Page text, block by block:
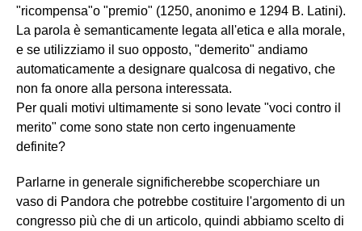
"ricompensa"o "premio" (1250, anonimo e 1294 B. Latini).
La parola è semanticamente legata all'etica e alla morale,
e se utilizziamo il suo opposto, "demerito" andiamo
automaticamente a designare qualcosa di negativo, che
non fa onore alla persona interessata.
Per quali motivi ultimamente si sono levate "voci contro il
merito" come sono state non certo ingenuamente
definite?
Parlarne in generale significherebbe scoperchiare un
vaso di Pandora che potrebbe costituire l'argomento di un
congresso più che di un articolo, quindi abbiamo scelto di